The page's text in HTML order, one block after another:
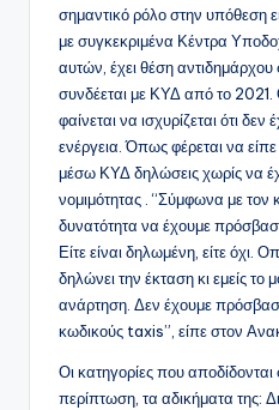
σημαντικό ρόλο στην υπόθεση
με συγκεκριμένα Κέντρα
αυτών, έχει θέση
συνδέεται με ΚΥΔ από το
φαίνεται να ισχυρίζεται ότι
ενέργεια. Όπως φέρεται να
μέσω ΚΥΔ δηλώσεις χωρίς να
νομιμότητας . “Σύμφωνα με τον
δυνατότητα να έχουμε
Είτε είναι δηλωμένη, είτε όχι.
δηλώνει την έκταση κι εμείς το
ανάρτηση. Δεν έχουμε
κωδικούς taxis”, είπε στον
Οι κατηγορίες που
περίπτωση, τα αδικήματα της: